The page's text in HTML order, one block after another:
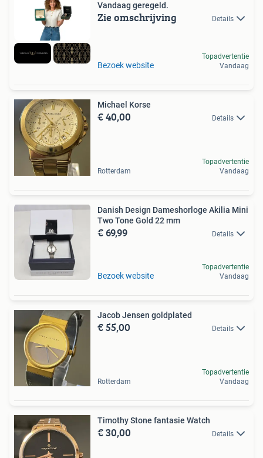
Vandaag geregeld.
Zie omschrijving Details
Bezoek website
Topadvertentie
Vandaag
Michael Korse
€ 40,00 Details
Rotterdam
Topadvertentie
Vandaag
Danish Design Dameshorloge Akilia Mini
Two Tone Gold 22 mm
€ 69,99 Details
Bezoek website
Topadvertentie
Vandaag
Jacob Jensen goldplated
€ 55,00 Details
Rotterdam
Topadvertentie
Vandaag
Timothy Stone fantasie Watch
€ 30,00 Details